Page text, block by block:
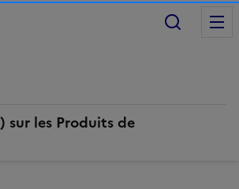
sur les Produits de